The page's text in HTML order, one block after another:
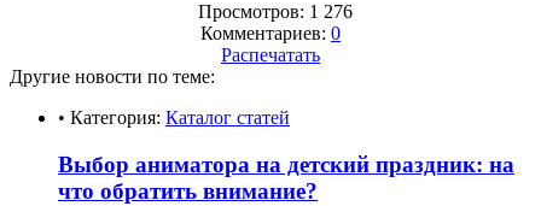
Просмотров: 1 276
Комментариев: 0
Распечатать
Другие новости по теме:
• Категория: Каталог статей
Выбор аниматора на детский праздник: на
что обратить внимание?